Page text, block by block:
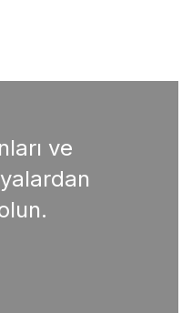
ve